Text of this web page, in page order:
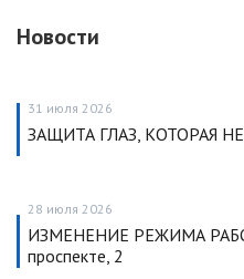
Новости
31 июля 2026
ЗАЩИТА ГЛАЗ, КОТОРАЯ
28 июля 2026
ИЗМЕНЕНИЕ РЕЖИМА
проспекте, 2